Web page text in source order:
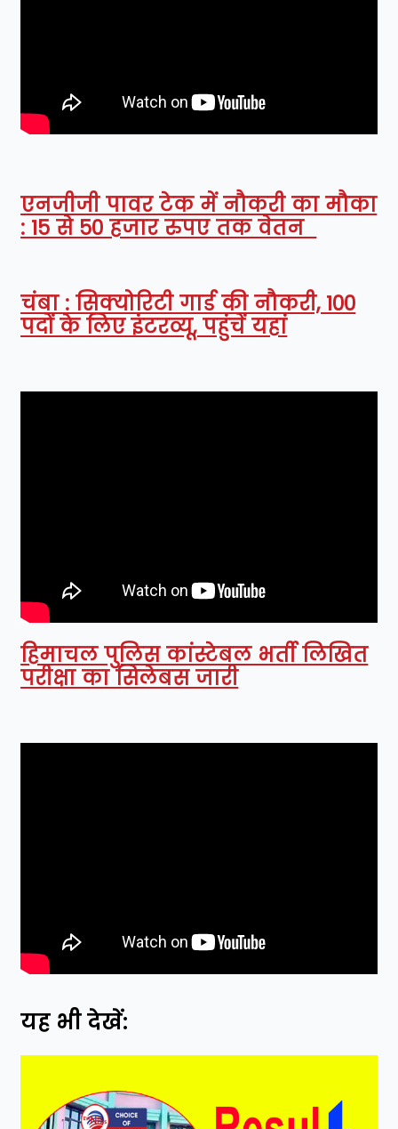
एनजीजी पावर टेक में नौकरी का मौका
: 15 से 50 हजार रुपए तक वेतन
चंबा : सिक्योरिटी गार्ड की नौकरी, 100
पदों के लिए इंटरव्यू, पहुंचें यहां
हिमाचल पुलिस कांस्टेबल भर्ती लिखित
परीक्षा का सिलेबस जारी
यह भी देखें: